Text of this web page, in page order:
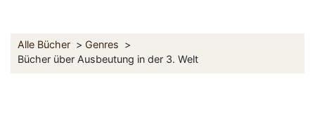
Alle Bücher
Genres
Bücher über Ausbeutung in der 3. Welt